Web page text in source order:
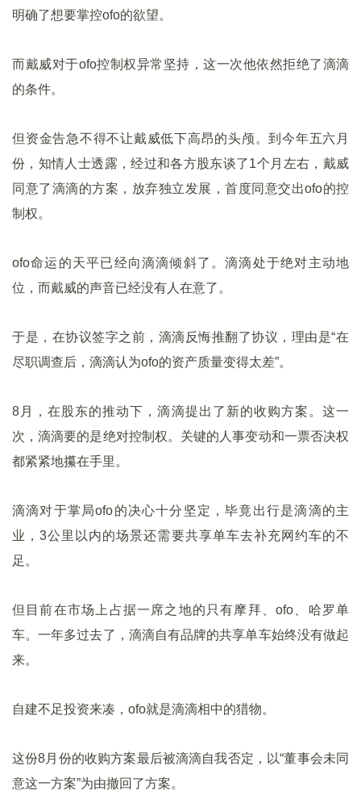
明确了想要掌控ofo的欲望。
而戴威对于ofo控制权异常坚持，这一次他依然拒绝了滴滴
的条件。
但资金告急不得不让戴威低下高昂的头颅。到今年五六月
份，知情人士透露，经过和各方股东谈了1个月左右，戴威
同意了滴滴的方案，放弃独立发展，首度同意交出ofo的控
制权。
ofo命运的天平已经向滴滴倾斜了。滴滴处于绝对主动地
位，而戴威的声音已经没有人在意了。
于是，在协议签字之前，滴滴反悔推翻了协议，理由是“在
尽职调查后，滴滴认为ofo的资产质量变得太差”。
8月，在股东的推动下，滴滴提出了新的收购方案。这一
次，滴滴要的是绝对控制权。关键的人事变动和一票否决权
都紧紧地攥在手里。
滴滴对于掌局ofo的决心十分坚定，毕竟出行是滴滴的主
业，3公里以内的场景还需要共享单车去补充网约车的不
足。
但目前在市场上占据一席之地的只有摩拜、ofo、哈罗单
车。一年多过去了，滴滴自有品牌的共享单车始终没有做起
来。
自建不足投资来凑，ofo就是滴滴相中的猎物。
这份8月份的收购方案最后被滴滴自我否定，以“董事会未同
意这一方案”为由撤回了方案。